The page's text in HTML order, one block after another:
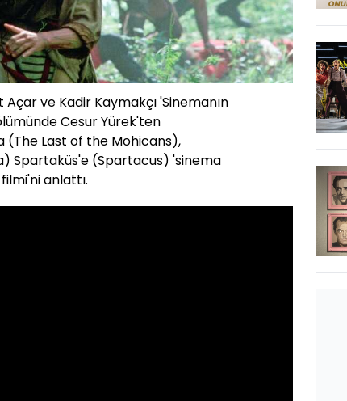
ve Kadir Kaymakçı 'Sinemanın
Cesur Yürek'ten
(The Last of the Mohicans),
Spartaküs'e (Spartacus) 'sinema
anlattı.